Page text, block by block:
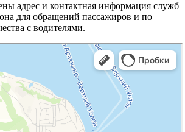
адрес и контактная информация служб
для обращений пассажиров и по
с водителями.